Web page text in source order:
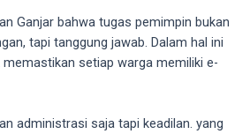
Ganjar bahwa tugas pemimpin bukan
tapi tanggung jawab. Dalam hal ini
setiap warga memiliki e-
administrasi saja tapi keadilan. yang